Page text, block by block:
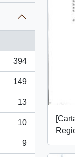
394
149
13
10
9